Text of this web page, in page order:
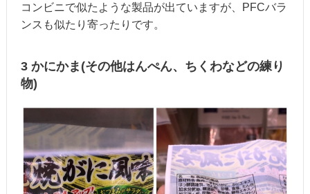
コンビニで似たような製品が出ていますが、PFCバラ
ンスも似たり寄ったりです。
3 かにかま(その他はんぺん、ちくわなどの練り
物)